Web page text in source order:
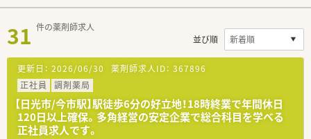
31 件の薬剤師求人
並び順
更新日： 2026/06/30 薬剤師求人ID： 367896
正社員
調剤薬局
【日光市/今市駅】駅徒歩6分の好立地！18時終業で年間休日
120日以上確保。多角経営の安定企業で総合科目を学べる
正社員求人です。